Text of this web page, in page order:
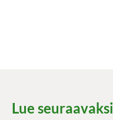
Lue seuraavaksi